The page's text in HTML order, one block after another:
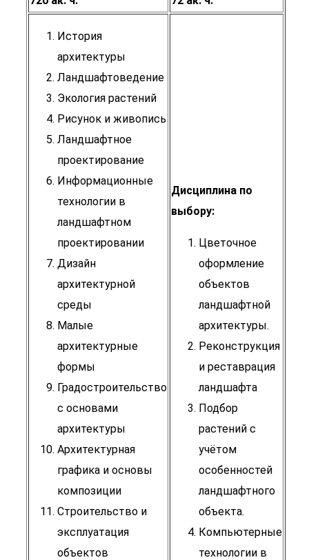
История
архитектуры
Ландшафтоведение
Экология растений
Рисунок и живопись
Ландшафтное
проектирование
Информационные
технологии в
ландшафтном
проектировании
Дизайн
архитектурной
среды
Малые
архитектурные
формы
Градостроительство
с основами
архитектуры
Архитектурная
графика и основы
композиции
Строительство и
эксплуатация
объектов
Дисциплина по
выбору:
Цветочное
оформление
объектов
ландшафтной
архитектуры.
Реконструкция
и реставрация
ландшафта
Подбор
растений с
учётом
особенностей
ландшафтного
объекта.
Компьютерные
технологии в